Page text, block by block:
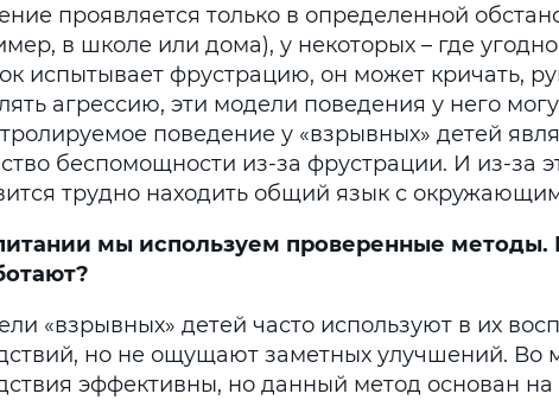
проявляется только в определенной
в школе или дома), у некоторых – где
испытывает фрустрацию, он может кричать,
агрессию, эти модели поведения у него
поведение у «взрывных» детей
беспомощности из-за фрустрации. И из-за
трудно находить общий язык с
мы используем проверенные методы.
?
«взрывных» детей часто используют в их
но не ощущают заметных улучшений. Во
эффективны, но данный метод основан